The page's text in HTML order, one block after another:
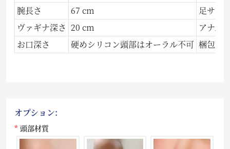
腕長さ
67 cm
足サイ
ヴァギナ深さ 20 cm
アナル
お口深さ
硬めシリコン頭部はオーラル不可 梱包サ
オプション:
頭部材質